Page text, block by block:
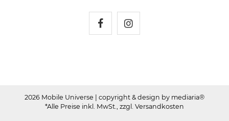
2026 Mobile Universe | copyright & design by mediaria®
*Alle Preise inkl. MwSt., zzgl. Versandkosten